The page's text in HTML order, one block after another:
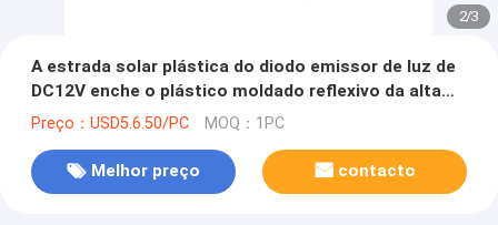
2/3
A estrada solar plástica do diodo emissor de luz de
DC12V enche o plástico moldado reflexivo da alta
intensidade 5000mcd
Preço：USD5.6.50/PC MOQ：1PC
Melhor preço contacto